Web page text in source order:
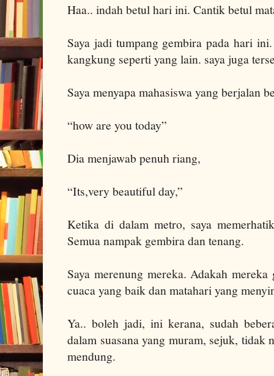
Haa.. indah betul hari ini. Cantik betul
Saya jadi tumpang gembira pada hari
kangkung seperti yang lain. saya juga
Saya menyapa mahasiswa yang berjalan
“how are you today”
Dia menjawab penuh riang,
“Its,very beautiful day,”
Ketika di dalam metro, saya
Semua nampak gembira dan tenang.
Saya merenung mereka. Adakah
cuaca yang baik dan matahari yang
Ya.. boleh jadi, ini kerana, sudah
dalam suasana yang muram, sejuk, tidak
mendung.